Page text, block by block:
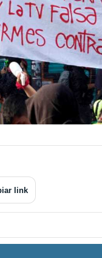
link